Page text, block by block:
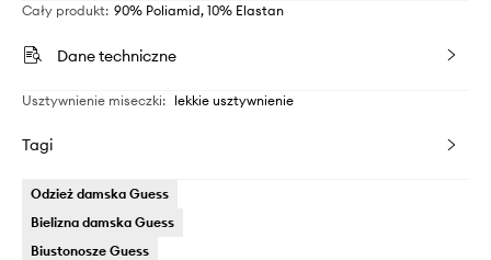
Cały produkt: 90% Poliamid, 10% Elastan
Dane techniczne
Usztywnienie miseczki: lekkie usztywnienie
Tagi
Odzież damska Guess
Bielizna damska Guess
Biustonosze Guess